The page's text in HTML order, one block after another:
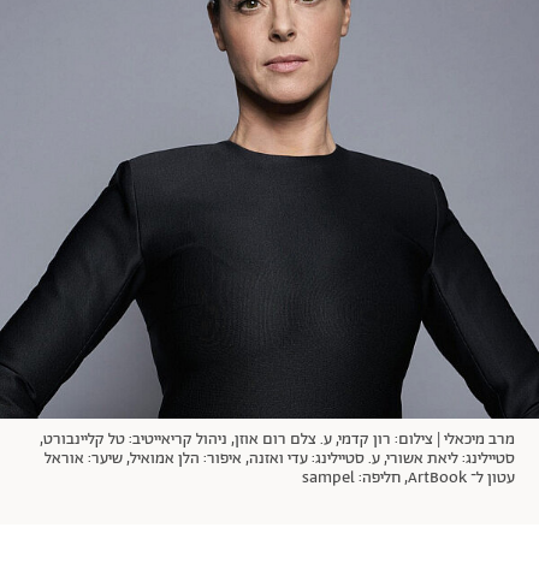
תרבות ופנאי
הפקות אופנה
עיצוב
בריאות
משפחה
חופש
תוכן מקודם
מי אנחנו
תנאי שימוש
מדיניות פרטיות
שירות לקוחות למנויים
Designed, Developed and Powered by
מרב מיכאלי | צילום: רון קדמי, ע. צלם רום אוזן, ניהול קריאייטיב: טל קליינבורט,
סטיילינג: ליאת אשורי, ע. סטיילינג: עדי ואזנה, איפור: הלן אמואיל, שיער: אוראל
עטון ל־ ArtBook, חליפה: sampel